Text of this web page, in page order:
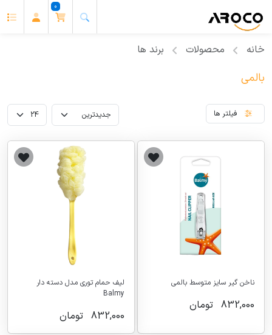
0
خانه محصولات برند ها
بالمی
ناخن گير سايز متوسط بالمي
832,000 تومان
لیف حمام توری مدل دسته دار
Balmy
832,000 تومان